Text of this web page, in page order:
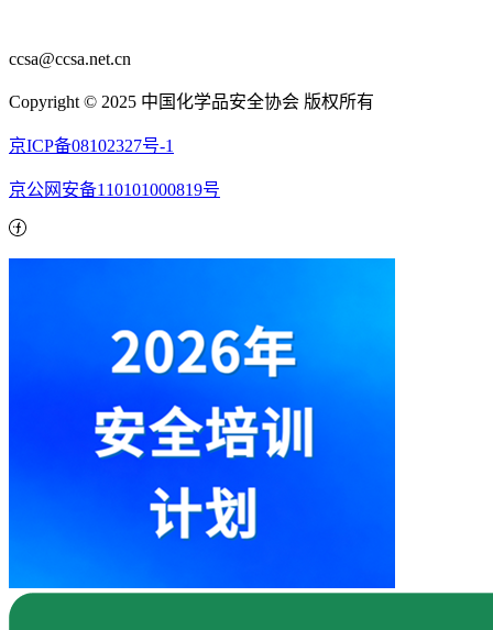
ccsa@ccsa.net.cn
Copyright © 2025 中国化学品安全协会 版权所有
京ICP备08102327号-1
京公网安备110101000819号